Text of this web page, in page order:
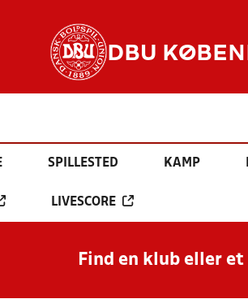
DBU
SPILLESTED KAMP
LIVESCORE
Find en klub eller et